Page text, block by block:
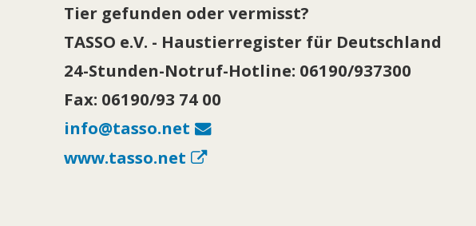
Tier gefunden oder vermisst?
TASSO e.V. - Haustierregister für Deutschland
24-Stunden-Notruf-Hotline: 06190/937300
Fax: 06190/93 74 00
info@tasso.net
www.tasso.net